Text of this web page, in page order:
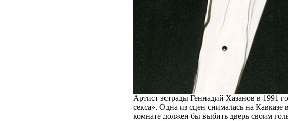
Артист эстрады Геннадий Хазанов в 1991
секса». Одна из сцен снималась на
комнате должен бы выбить дверь своим